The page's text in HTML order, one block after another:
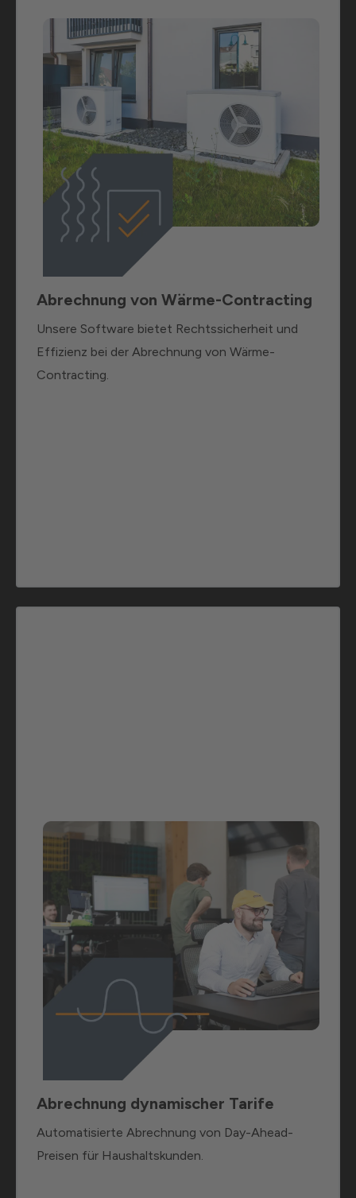
Abrechnung von Wärme-Contracting
Unsere Software bietet Rechtssicherheit und
Effizienz bei der Abrechnung von Wärme-
Contracting.
Abrechnung dynamischer Tarife
Automatisierte Abrechnung von Day-Ahead-
Preisen für Haushaltskunden.